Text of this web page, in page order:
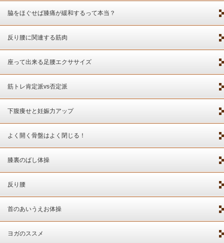
脇をほぐせば膝痛が緩和するって本当？
反り腰に関連する筋肉
座って出来る足腰エクササイズ
筋トレ肯定派vs否定派
下腹痩せと妊娠力アップ
よく開く骨盤はよく閉じる！
膝裏のばし体操
反り腰
首のあいうえお体操
ヨガのススメ